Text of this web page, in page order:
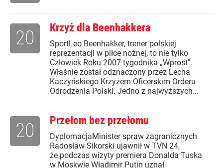
Krzyż dla Beenhakkera
SportLeo Beenhakker, trener polskiej
reprezentacji w piłce nożnej, to nie tylko
Człowiek Roku 2007 tygodnika „Wprost".
Właśnie został odznaczony przez Lecha
Kaczyńskiego Krzyżem Oficerskim Orderu
Odrodzenia Polski. Jedno z najwyższych...
20
Przełom bez przełomu
DyplomacjaMinister spraw zagranicznych
Radosław Sikorski ujawnił w TVN 24,
że podczas wizyty premiera Donalda Tuska
w Moskwie Władimir Putin uznał
20